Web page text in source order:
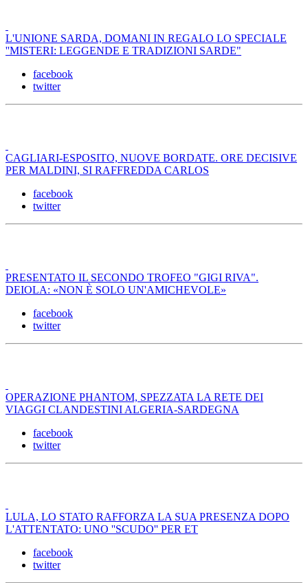
L'UNIONE SARDA, DOMANI IN REGALO LO SPECIALE
''MISTERI: LEGGENDE E TRADIZIONI SARDE"
facebook
twitter
CAGLIARI-ESPOSITO, NUOVE BORDATE. ORE DECISIVE
PER MALDINI, SI RAFFREDDA CARLOS
facebook
twitter
PRESENTATO IL SECONDO TROFEO "GIGI RIVA".
DEIOLA: «NON È SOLO UN'AMICHEVOLE»
facebook
twitter
OPERAZIONE PHANTOM, SPEZZATA LA RETE DEI
VIAGGI CLANDESTINI ALGERIA-SARDEGNA
facebook
twitter
LULA, LO STATO RAFFORZA LA SUA PRESENZA DOPO
L'ATTENTATO: UNO ''SCUDO'' PER ET
facebook
twitter